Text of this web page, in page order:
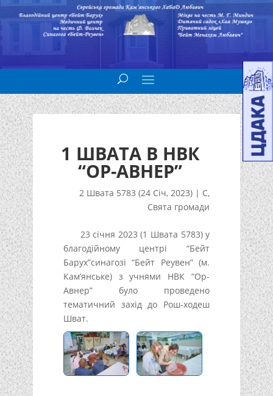
1 ШВАТА В НВК
“ОР-АВНЕР”
2 Швата 5783 (24 Січ, 2023) | С,
Свята громади
23 січня 2023 (1 Швата 5783) у
благодійному центрі “Бейт
Барух”синагозі “Бейт Реувен” (м.
Кам’янське) з учнями НВК “Ор-
Авнер” було проведено
тематичний захід до Рош-ходеш
Шват.